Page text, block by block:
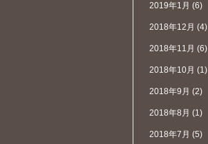
2019年1月 (6)
2018年12月 (4)
2018年11月 (6)
2018年10月 (1)
2018年9月 (2)
2018年8月 (1)
2018年7月 (5)